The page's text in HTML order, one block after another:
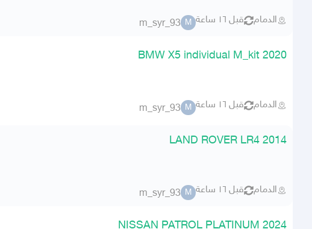
الدمام قبل ١٦ ساعة M
m_syr_93
BMW X5 individual M_kit 2020
الدمام قبل ١٦ ساعة M
m_syr_93
LAND ROVER LR4 2014
الدمام قبل ١٦ ساعة M
m_syr_93
NISSAN PATROL PLATINUM 2024